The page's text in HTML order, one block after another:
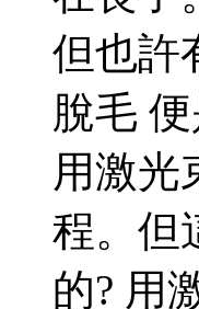
但也許
脫毛
用激光
程。但
的? 用